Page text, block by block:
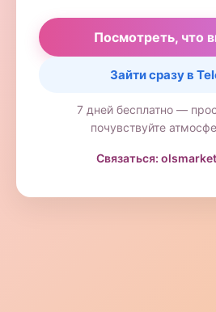
Посмотреть, что
Зайти сразу в
7 дней бесплатно —
почувствуйте
Связаться: